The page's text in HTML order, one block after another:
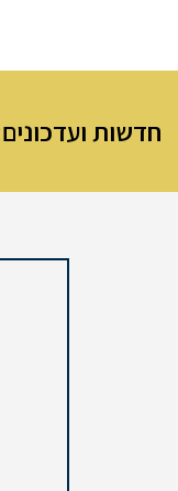
חדשות